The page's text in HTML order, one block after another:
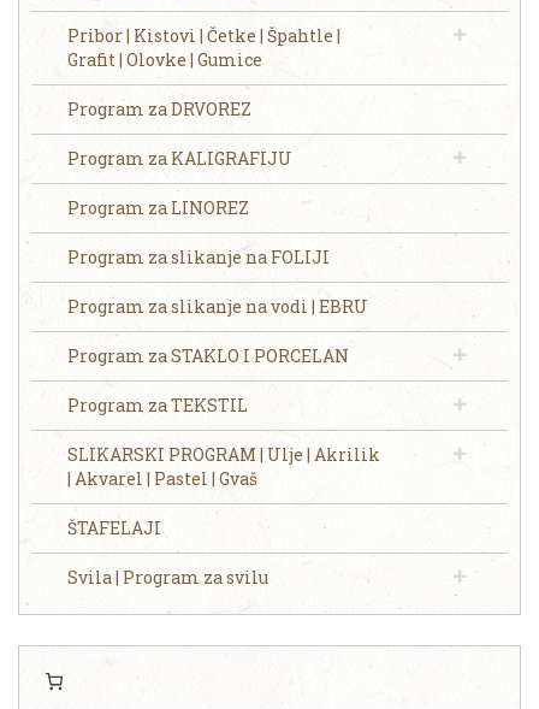
Pribor | Kistovi | Četke | Špahtle |
Grafit | Olovke | Gumice
Program za DRVOREZ
Program za KALIGRAFIJU
Program za LINOREZ
Program za slikanje na FOLIJI
Program za slikanje na vodi | EBRU
Program za STAKLO I PORCELAN
Program za TEKSTIL
SLIKARSKI PROGRAM | Ulje | Akrilik
| Akvarel | Pastel | Gvaš
ŠTAFELAJI
Svila | Program za svilu